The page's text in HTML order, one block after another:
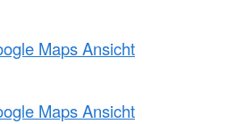
Maps Ansicht
Maps Ansicht